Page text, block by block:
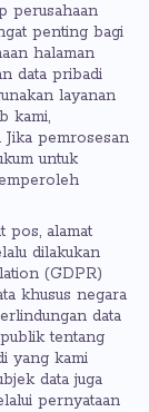
perusahaan
penting bagi
halaman
data pribadi
layanan
kami,
pemrosesan
untuk
pos, alamat
dilakukan
(GDPR)
khusus negara
data
tentang
yang kami
data juga
pernyataan